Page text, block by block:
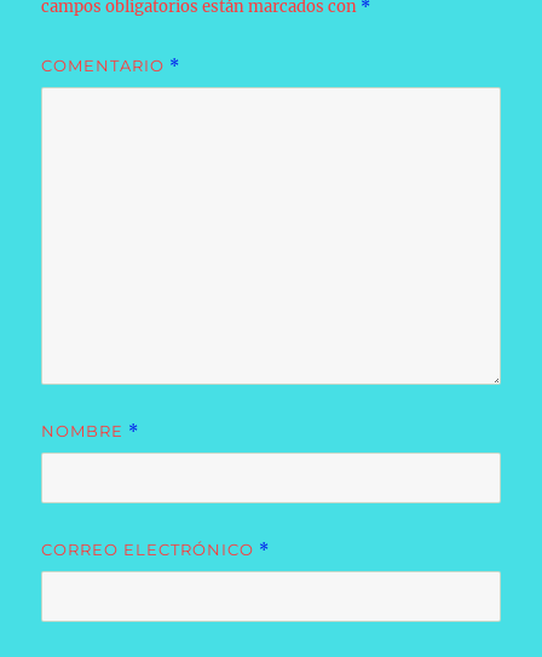
campos obligatorios están marcados con *
COMENTARIO *
NOMBRE *
CORREO ELECTRÓNICO *